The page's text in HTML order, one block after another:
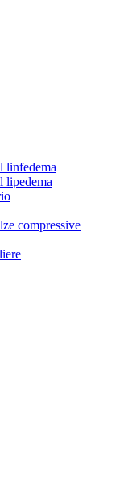
linfedema
lipedema
compressive